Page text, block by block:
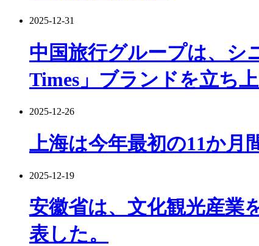
2025-12-31
中国旅行グループは、シ
Times」ブランドを立ち上
2025-12-26
上海は今年最初の11か月
2025-12-19
安徽省は、文化観光産業
表した。